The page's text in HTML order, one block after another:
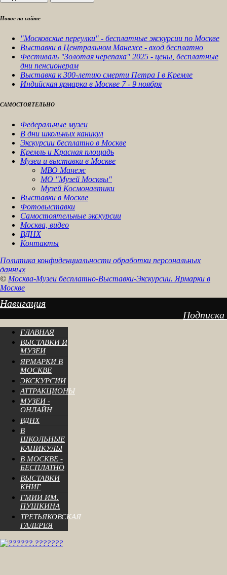
Новое на сайте
"Московские переулки" - бесплатные экскурсии по Москве
Выставки в Центральном Манеже - вход бесплатно
Фестиваль "Золотая черепаха" 2025 - цены, бесплатные
дни пенсионерам
Выставка к 300-летию смерти Петра I в Кремле
Индийская ярмарка в Москве 7 - 9 ноября
САМОСТОЯТЕЛЬНО
Федеральные музеи
В дни школьных каникул
Экскурсии бесплатно в Москве
Кремль и Красная площадь
Музеи и выставки в Москве
МВО Манеж
МО "Музей Москвы"
Музей Космонавтики
Выставки в Москве
Фотовыставки
Самостоятельные экскурсии
Москва, видео
ВДНХ
Контакты
Политика конфиденциальности обработки персональных
данных
© Москва-Музеи бесплатно-Выставки-Экскурсии. Ярмарки в
Москве
Навигация
Подписка
ГЛАВНАЯ
ВЫСТАВКИ И
МУЗЕИ
ЯРМАРКИ В
МОСКВЕ
ЭКСКУРСИИ
АТТРАКЦИОНЫ
МУЗЕИ -
ОНЛАЙН
ВДНХ
В
ШКОЛЬНЫЕ
КАНИКУЛЫ
В МОСКВЕ -
БЕСПЛАТНО
ВЫСТАВКИ
КНИГ
ГМИИ ИМ.
ПУШКИНА
ТРЕТЬЯКОВСКАЯ
ГАЛЕРЕЯ